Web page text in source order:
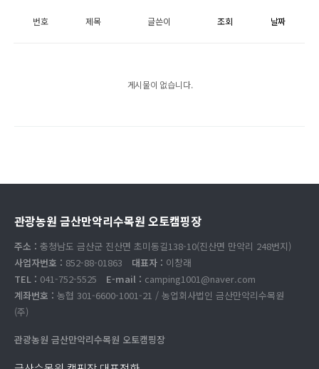
번호 제목 글쓴이 조회 날짜
게시물이 없습니다.
관광농원 금산만악리수목원 오토캠핑장
주소 : 충청남도 금산군 진산면 초미동길138-10(진산면 만악리 248번지)
사업자번호 : 852-88-01863 대표자 : 이창래
TEL : 041-752-5525 E-mail : camping1001@naver.com
계좌번호 : 농협 301-6600-1001-21 / 농업회사법인 금산만악리수목원
(주)
관광농원 금산만악리수목원 오토캠핑장